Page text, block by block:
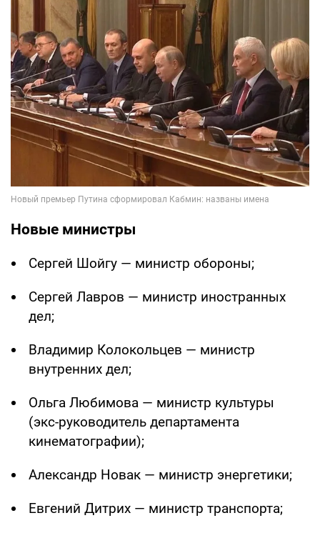
Новые министры
Сергей Шойгу — министр обороны;
Сергей Лавров — министр иностранных
дел;
Владимир Колокольцев — министр
внутренних дел;
Ольга Любимова — министр культуры
(экс-руководитель департамента
кинематографии);
Александр Новак — министр энергетики;
Евгений Дитрих — министр транспорта;